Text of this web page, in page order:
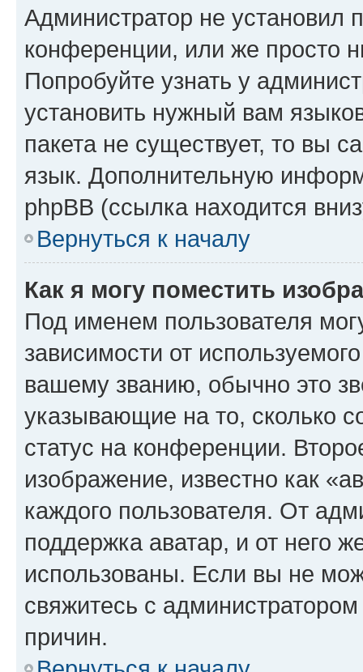
Администратор не установил
конференции, или же просто
Попробуйте узнать у
установить нужный вам
пакета не существует, то вы
язык. Дополнительную
phpBB (ссылка находится
Вернуться к началу
Как я могу поместить
Под именем пользователя
зависимости от
вашему званию, обычно это
указывающие на то, сколько
статус на конференции.
изображение, известно как
каждого пользователя. От
поддержка аватар, и от него
использованы. Если вы не
свяжитесь с
причин.